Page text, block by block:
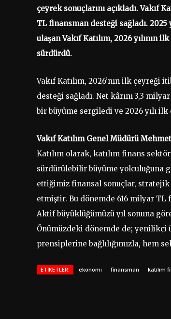
çeyrek sonuçlarını açıkladı. Vakıf
TL finansman desteği sağladı. 2025
ulaşan Vakıf Katılım, 2026 yılının
sürdürdü.
Vakıf Katılım, 2026’nın ilk
desteği sağladı. Net kârını 3,3
bir büyüme sergiledi ve 2026 yılı
Vakıf Katılım Genel Müdürü
Katılım olarak, katılım finans
sürdürülebilir büyüme yolculuğuna
ettiğimiz finansal sonuçlar, stratejik
etmiştir. Bu dönemde 616 milyar
Aktif büyüklüğümüzü yıl sonuna
Önümüzdeki dönemde de; yenilikçi
prensiplerine bağlılığımızla, hem
ETIKETLER: ekonomi finansman katılım